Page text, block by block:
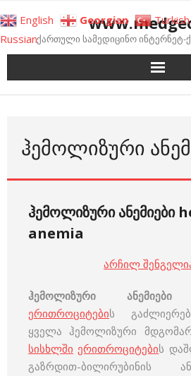
to
contentქართული სამედიცინო ინტერნეტ-
ᲰᲔᲛᲝᲚᲘᲖᲣᲠᲘ
ჰემოლიზური ანემიები
anemia
არჩილ
ჰემოლიზური ანემიები
ერითროციტების
ყველა ჰემოლიზური
სისხლში ერითროციტების
გაზრდით-ბილირუბინის
English Georgian Turkish
Russian